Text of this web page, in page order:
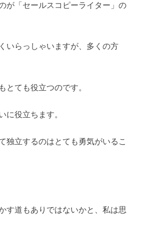
が「セールスコピーライター」の
いらっしゃいますが、多くの方
とても役立つのです。
に役立ちます。
独立するのはとても勇気がいるこ
す道もありではないかと、私は思